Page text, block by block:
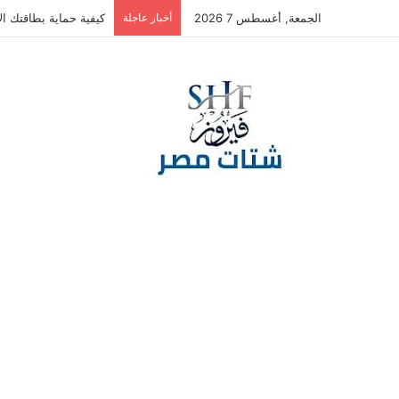
الجمعة, أغسطس 7 2026 أخبار عاجلة كيفية حماية بطاقتك